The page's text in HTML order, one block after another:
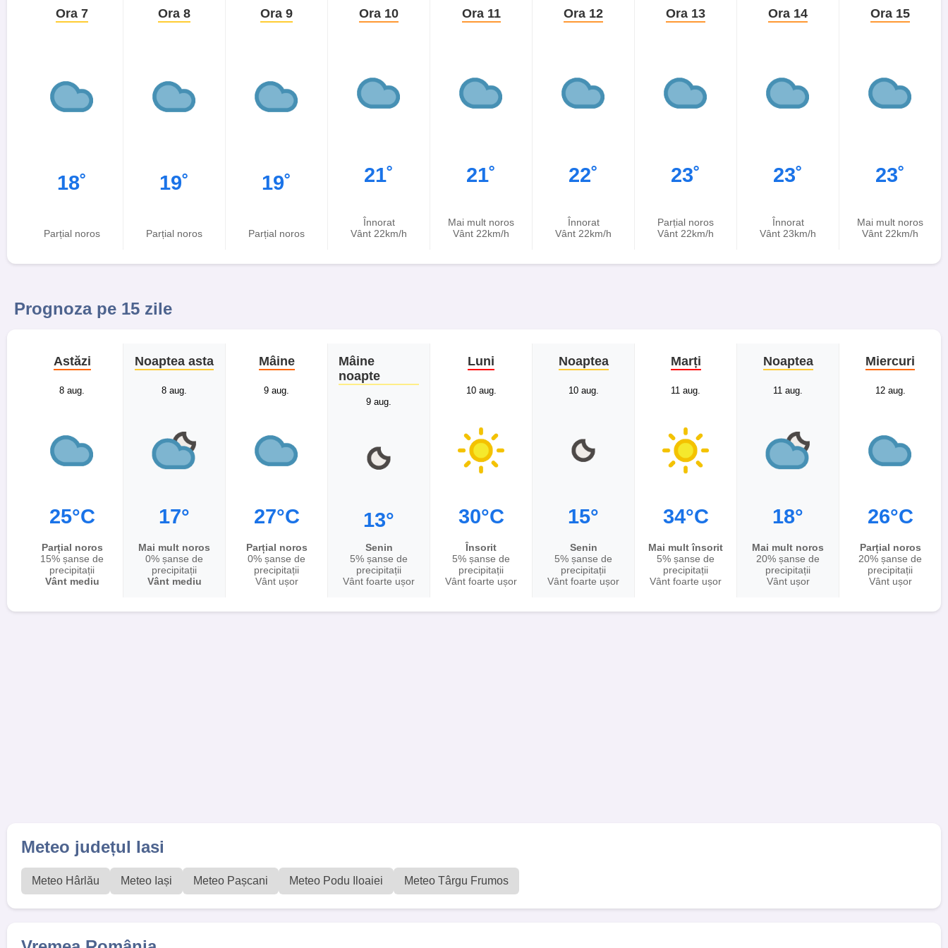
Ora 7
18˚
Parțial noros
Ora 8
19˚
Parțial noros
Ora 9
19˚
Parțial noros
Ora 10
21˚
Înnorat
Vânt 22km/h
Ora 11
21˚
Mai mult noros
Vânt 22km/h
Ora 12
22˚
Înnorat
Vânt 22km/h
Ora 13
23˚
Parțial noros
Vânt 22km/h
Ora 14
23˚
Înnorat
Vânt 23km/h
Ora 15
23˚
Mai mult noros
Vânt 22km/h
Prognoza pe 15 zile
Astăzi
8 aug.
25°C
Parțial noros
15% șanse de
precipitații
Vânt mediu
Noaptea asta
8 aug.
17°
Mai mult noros
0% șanse de
precipitații
Vânt mediu
Mâine
9 aug.
27°C
Parțial noros
0% șanse de
precipitații
Vânt ușor
Mâine
noapte
9 aug.
13°
Senin
5% șanse de
precipitații
Vânt foarte ușor
Luni
10 aug.
30°C
Însorit
5% șanse de
precipitații
Vânt foarte ușor
Noaptea
10 aug.
15°
Senin
5% șanse de
precipitații
Vânt foarte ușor
Marți
11 aug.
34°C
Mai mult însorit
5% șanse de
precipitații
Vânt foarte ușor
Noaptea
11 aug.
18°
Mai mult noros
20% șanse de
precipitații
Vânt ușor
Miercuri
12 aug.
26°C
Parțial noros
20% șanse de
precipitații
Vânt ușor
Meteo județul Iasi
Meteo Hârlău Meteo Iași Meteo Pașcani Meteo Podu Iloaiei Meteo Târgu Frumos